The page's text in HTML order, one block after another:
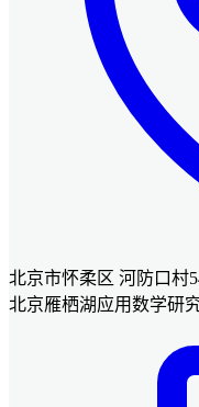
北京市怀柔区 河防口村
北京雁栖湖应用数学研